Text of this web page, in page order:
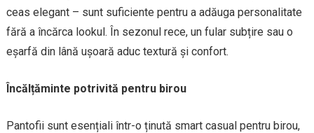
ceas elegant – sunt suficiente pentru a adăuga personalitate
fără a încărca lookul. În sezonul rece, un fular subțire sau o
eșarfă din lână ușoară aduc textură și confort.
Încălțăminte potrivită pentru birou
Pantofii sunt esențiali într-o ținută smart casual pentru birou,